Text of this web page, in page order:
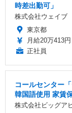
時差出勤可」
株式会社ウェイブ
東京都
月給20万413円
正社員
コールセンター
韓国語使用 家賃
株式会社ビッグア